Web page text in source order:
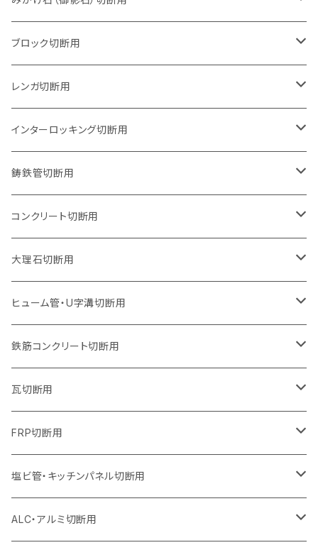
125mm（5インチ）
グラインダー取付用
石井超硬電動切断機 取付用
105mm（4インチ）
セグメントタイプ
セグメントタイプ（ビス穴付き
125mm（5インチ）
セグメントタイプ
セグメントタイプ（ビス穴付き
150mm（6インチ）
セグメントタイプ
180mm（7インチ）
セグメントタイプ
205mm（8インチ）
セグメントタイプ
230mm（9インチ）
セグメントタイプ
305mm（12インチ）
セグメント
セグメント（特殊凸凹加工チップ）
355mm（14インチ）
セグメント
セグメント（特殊凸凹加工チップ）
405mm（16インチ）
セグメントタイプ
ブロック切断用
105mm（4インチ）
セグメントタイプ
ウェーブタイプ
125mm（5インチ）
セグメントタイプ
ウェーブタイプ
150mm（6インチ）
セグメントタイプ
ウェーブタイプ
180mm（7インチ）
セグメントタイプ
ウェーブタイプ
205mm（8インチ）
セグメントタイプ
ウェーブタイプ
230mm（9インチ）
セグメントタイプ
ウェーブタイプ
255mm（10インチ）
セグメントタイプ
305mm（12インチ）
セグメント
セグメント（特殊凸凹加工チップ）
355mm（14インチ）
セグメント
セグメント（特殊凸凹加工チップ）
レンガ切断用
105mm（4インチ）
セグメントタイプ
ウェーブタイプ
125mm（5インチ）
セグメントタイプ
ウェーブタイプ
150mm（6インチ）
セグメントタイプ
ウェーブタイプ
180mm（7インチ）
セグメントタイプ
ウェーブタイプ
205mm（8インチ）
セグメントタイプ
ウェーブタイプ
230mm（9インチ）
セグメントタイプ
ウェーブタイプ
255mm（10インチ）
セグメントタイプ
305mm（12インチ）
セグメント
セグメント（特殊凸凹加工チップ）
355mm（14インチ）
セグメント
インターロッキング切断用
105mm（4インチ）
セグメントタイプ
セグメントタイプ（ビス穴付き
125mm（5インチ）
セグメントタイプ
セグメントタイプ（ビス穴付き
150mm（6インチ）
セグメントタイプ
180mm（7インチ）
セグメントタイプ
205mm（8インチ）
セグメントタイプ
230mm（9インチ）
セグメントタイプ
255mm（10インチ）
セグメントタイプ（一般道路カッター用
305mm（12インチ）
セグメントタイプ
355mm（14インチ）
鋳鉄管切断用
105mm（4インチ）
セグメントタイプ
セグメントタイプ（ビス穴付き
125mm（5インチ）
セグメントタイプ
セグメントタイプ（ビス穴付き
150mm（6インチ）
セグメントタイプ
180mm（7インチ）
セグメントタイプ
205mm（8インチ）
セグメントタイプ
230mm（9インチ）
セグメントタイプ
305mm（12インチ）
セグメントタイプ
355mm（14インチ）
コンクリート切断用
105mm（4インチ）
セグメントタイプ
ウェーブタイプ
125mm（5インチ）
セグメントタイプ
ウェーブタイプ
150mm（6インチ）
セグメントタイプ
ウェーブタイプ
180mm（7インチ）
セグメントタイプ
ウェーブタイプ
205mm（8インチ）
セグメントタイプ
ウェーブタイプ
230mm（9インチ）
セグメントタイプ
255mm（10インチ）
大理石切断用
125mm（5インチ）
ヒューム管・U字溝切断用
105mm（4インチ）
セグメントタイプ
125mm（5インチ）
セグメントタイプ
150mm（6インチ）
セグメントタイプ
180mm（7インチ）
セグメントタイプ
205mm（8インチ）
鉄筋コンクリート切断用
305mm（12インチ）
セグメントタイプ
355mm（14インチ）
セグメントタイプ
405mm（16インチ）
セグメントタイプ
瓦切断用
105mm（4インチ）
FRP切断用
125ｍｍ（5インチ）
塩ビ管・キッチンパネル切断用
125ｍｍ（5インチ）
ALC・アルミ切断用